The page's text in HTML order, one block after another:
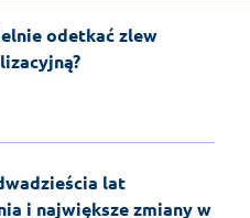
odetkać zlew
lat
i największe zmiany w